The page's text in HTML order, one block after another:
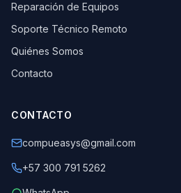
Reparación de Equipos
Soporte Técnico Remoto
Quiénes Somos
Contacto
CONTACTO
compueasys@gmail.com
+57 300 791 5262